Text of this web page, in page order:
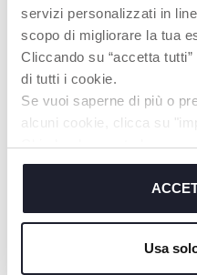
servizi personalizzati in
scopo di migliorare la tua
Cliccando su “accetta
di tutti i cookie.
Se vuoi saperne di più o
alcuni cookie, clicca su
Chiudendo questo banner
cookie tecnici,
Usa
+ VARIANTES
Ceinture post-
accouchement